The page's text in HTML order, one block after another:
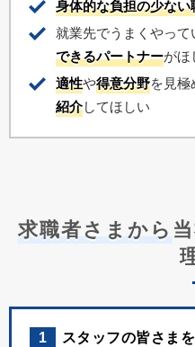
身体的な負担の少ない
就業先でうまくやって
できるパートナーがほ
適性や得意分野を見極
紹介してほしい
求職者さまから
1
スタッフの皆さま